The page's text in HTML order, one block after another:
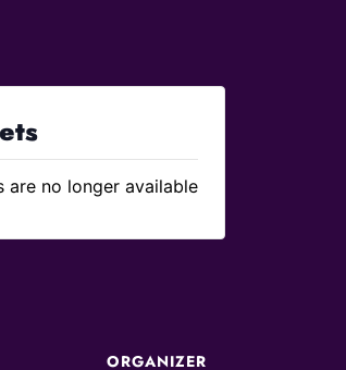
ORGANIZER
are no longer available